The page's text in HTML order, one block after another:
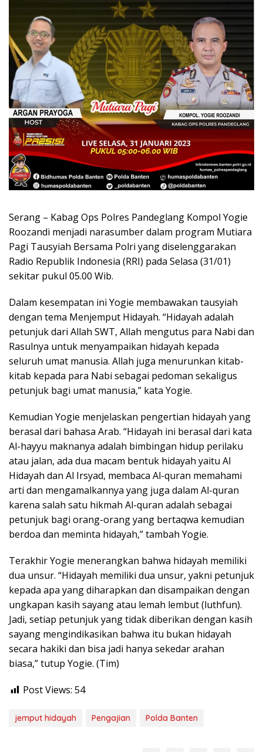
Serang – Kabag Ops Polres Pandeglang Kompol Yogie
Roozandi menjadi narasumber dalam program Mutiara
Pagi Tausyiah Bersama Polri yang diselenggarakan
Radio Republik Indonesia (RRI) pada Selasa (31/01)
sekitar pukul 05.00 Wib.
Dalam kesempatan ini Yogie membawakan tausyiah
dengan tema Menjemput Hidayah. “Hidayah adalah
petunjuk dari Allah SWT, Allah mengutus para Nabi dan
Rasulnya untuk menyampaikan hidayah kepada
seluruh umat manusia. Allah juga menurunkan kitab-
kitab kepada para Nabi sebagai pedoman sekaligus
petunjuk bagi umat manusia,” kata Yogie.
Kemudian Yogie menjelaskan pengertian hidayah yang
berasal dari bahasa Arab. “Hidayah ini berasal dari kata
Al-hayyu maknanya adalah bimbingan hidup perilaku
atau jalan, ada dua macam bentuk hidayah yaitu Al
Hidayah dan Al Irsyad, membaca Al-quran memahami
arti dan mengamalkannya yang juga dalam Al-quran
karena salah satu hikmah Al-quran adalah sebagai
petunjuk bagi orang-orang yang bertaqwa kemudian
berdoa dan meminta hidayah,” tambah Yogie.
Terakhir Yogie menerangkan bahwa hidayah memiliki
dua unsur. “Hidayah memiliki dua unsur, yakni petunjuk
kepada apa yang diharapkan dan disampaikan dengan
ungkapan kasih sayang atau lemah lembut (luthfun).
Jadi, setiap petunjuk yang tidak diberikan dengan kasih
sayang mengindikasikan bahwa itu bukan hidayah
secara hakiki dan bisa jadi hanya sekedar arahan
biasa,” tutup Yogie. (Tim)
Post Views: 54
jemput hidayah Pengajian Polda Banten